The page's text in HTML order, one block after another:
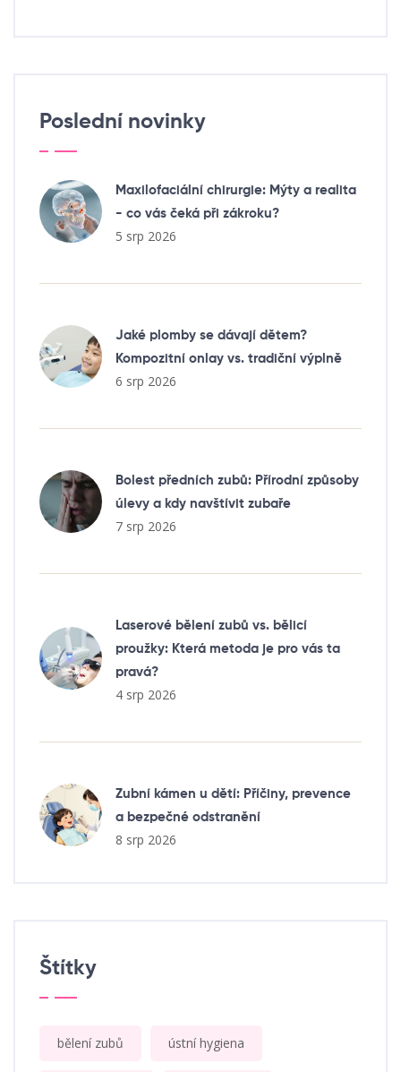
Poslední novinky
Maxilofaciální chirurgie: Mýty a realita
- co vás čeká při zákroku?
5 srp 2026
Jaké plomby se dávají dětem?
Kompozitní onlay vs. tradiční výplně
6 srp 2026
Bolest předních zubů: Přírodní způsoby
úlevy a kdy navštívit zubaře
7 srp 2026
Laserové bělení zubů vs. bělicí
proužky: Která metoda je pro vás ta
pravá?
4 srp 2026
Zubní kámen u dětí: Příčiny, prevence
a bezpečné odstranění
8 srp 2026
Štítky
bělení zubů ústní hygiena